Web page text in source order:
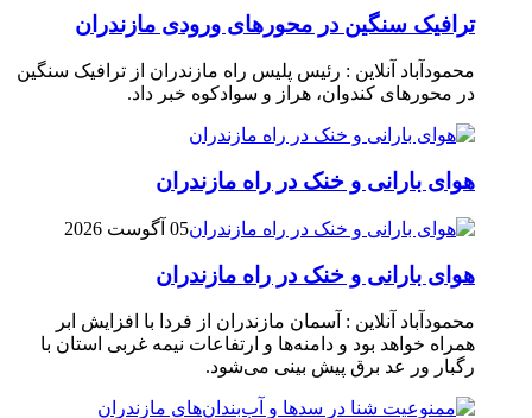
ترافیک سنگین در محور‌های ورودی مازندران
محمودآباد آنلاین : رئیس پلیس راه مازندران از ترافیک سنگین
در محور‌های کندوان، هراز و سوادکوه خبر داد.
هوای بارانی و خنک در راه مازندران
05 آگوست 2026
هوای بارانی و خنک در راه مازندران
محمودآباد آنلاین : آسمان مازندران از فردا با افزایش ابر
همراه خواهد بود و دامنه‌ها و ارتفاعات نیمه غربی استان با
رگبار ور عد برق پیش بینی می‌شود.